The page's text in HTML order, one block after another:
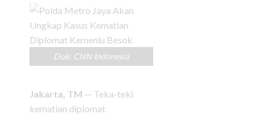
Dok: CNN Indonesia
Jakarta, TM — Teka-teki
kematian diplomat